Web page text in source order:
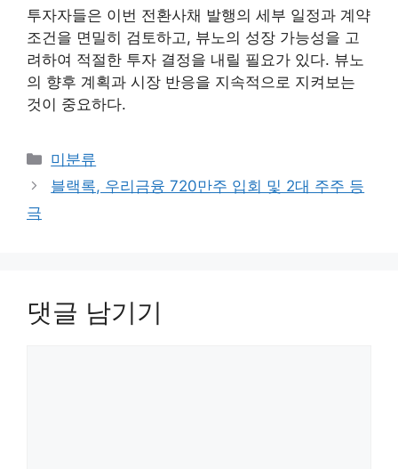
투자자들은 이번 전환사채 발행의 세부 일정과 계약
조건을 면밀히 검토하고, 뷰노의 성장 가능성을 고
려하여 적절한 투자 결정을 내릴 필요가 있다. 뷰노
의 향후 계획과 시장 반응을 지속적으로 지켜보는
것이 중요하다.
카
테
미분류
블랙록, 우리금융 720만주 입회 및 2대 주주 등
극
댓글 남기기